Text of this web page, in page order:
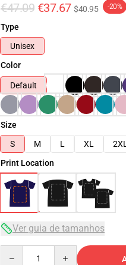
€47.09 €37.67 $40.95 -20%
Type
Unisex
Color
Default
Size
S
M L XL 2XL
Print Location
Ver guia de tamanhos